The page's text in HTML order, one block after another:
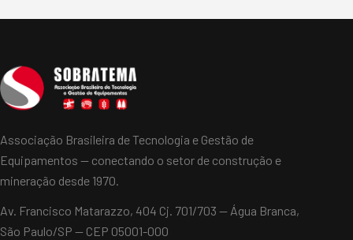
Associação Brasileira de Tecnologia e Gestão de
Equipamentos — conectando o setor de construção e
mineração desde 1970.
Av. Francisco Matarazzo, 404 Cj. 701/703 — Água Branca,
São Paulo/SP — CEP 05001-000